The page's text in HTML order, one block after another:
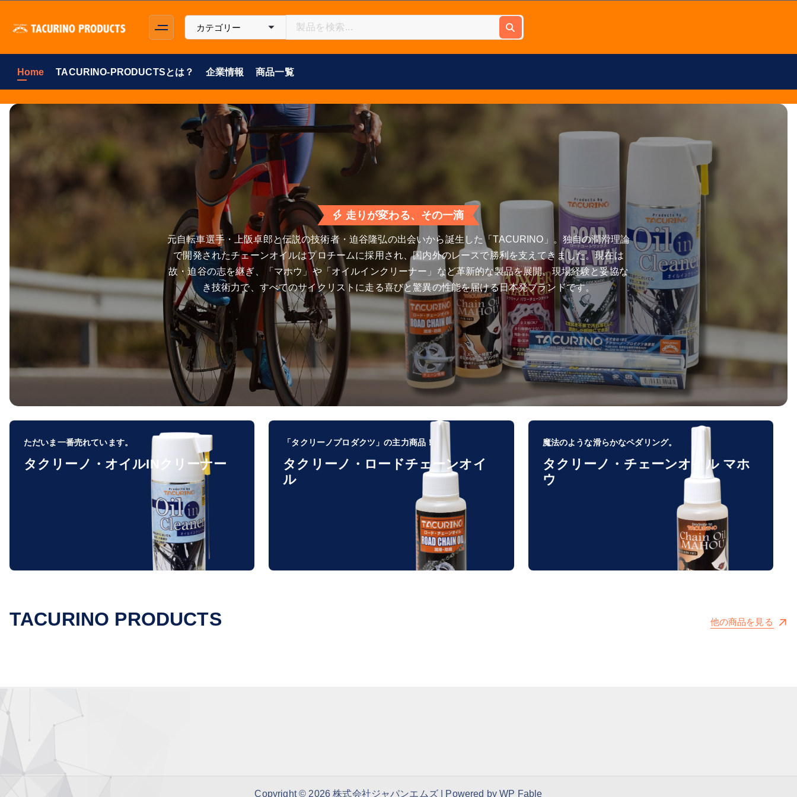
ン
に
ス
Home TACURINO-PRODUCTSとは？ 企業情報 商品一覧
走りが変わる、その一滴
元自転車選手・上阪卓郎と伝説の技術者・迫谷隆弘の出会いから誕生した「TACURINO」。独自の潤滑理論
で開発されたチェーンオイルはプロチームに採用され、国内外のレースで勝利を支えてきました。現在は
故・迫谷の志を継ぎ、「マホウ」や「オイルインクリーナー」など革新的な製品を展開。現場経験と妥協な
き技術力で、すべてのサイクリストに走る喜びと驚異の性能を届ける日本発ブランドです。
ただいま一番売れています。
タクリーノ・オイルINクリーナー
「タクリーノプロダクツ」の主力商品！
タクリーノ・ロードチェーンオイ
ル
魔法のような滑らかなペダリング。
タクリーノ・チェーンオイル マホ
ウ
TACURINO PRODUCTS 他の商品を見る
Copyright © 2026 株式会社ジャパンエムズ | Powered byWP Fable